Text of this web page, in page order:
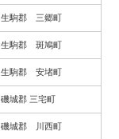
生駒郡 三郷町
生駒郡 斑鳩町
生駒郡 安堵町
磯城郡 三宅町
磯城郡 川西町